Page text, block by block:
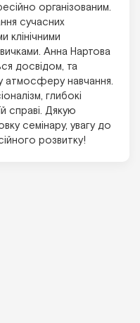
організованим.
сучасних
клінічними
Анна Нартова
досвідом, та
атмосферу навчання.
глибокі
справі. Дякую
семінару, увагу до
розвитку!